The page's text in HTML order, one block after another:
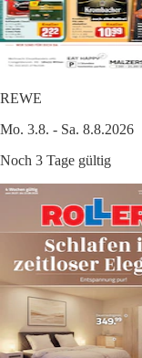
REWE
Mo. 3.8. - Sa. 8.8.2026
Noch 3 Tage gültig